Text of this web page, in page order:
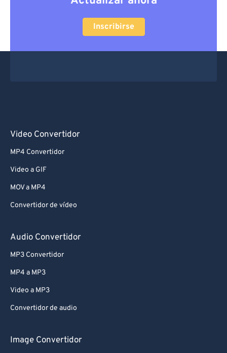
Inscribirse
Video Convertidor
MP4 Convertidor
Video a GIF
MOV a MP4
Convertidor de vídeo
Audio Convertidor
MP3 Convertidor
MP4 a MP3
Video a MP3
Convertidor de audio
Image Convertidor